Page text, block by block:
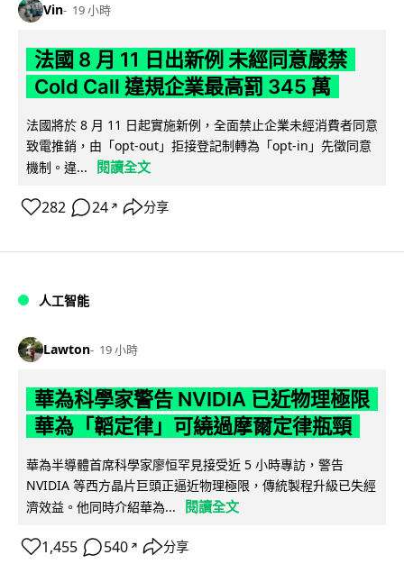
Vin 19 小時
法國 8 月 11 日出新例 未經同意嚴禁
Cold Call 違規企業最高罰 345 萬
法國將於 8 月 11 日起實施新例，全面禁止企業未經消費者同意
致電推銷，由「opt-out」拒接登記制轉為「opt-in」先徵同意
機制。違...
閱讀全文
282 24 ↗ 分享
人工智能
Lawton 19 小時
華為科學家警告 NVIDIA 已近物理極限
華為「韜定律」可繞過摩爾定律瓶頸
華為半導體首席科學家廖恒罕見接受近 5 小時專訪，警告
NVIDIA 等西方晶片巨頭正逼近物理極限，傳統製程升級已失經
濟效益。他同時介紹華為...
閱讀全文
1,455 540 ↗ 分享